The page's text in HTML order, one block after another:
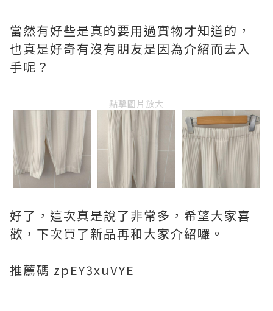
當然有好些是真的要用過實物才知道的，
也真是好奇有沒有朋友是因為介紹而去入
手呢？
點擊圖片放大
好了，這次真是說了非常多，希望大家喜
歡，下次買了新品再和大家介紹囉。
推薦碼 zpEY3xuVYE